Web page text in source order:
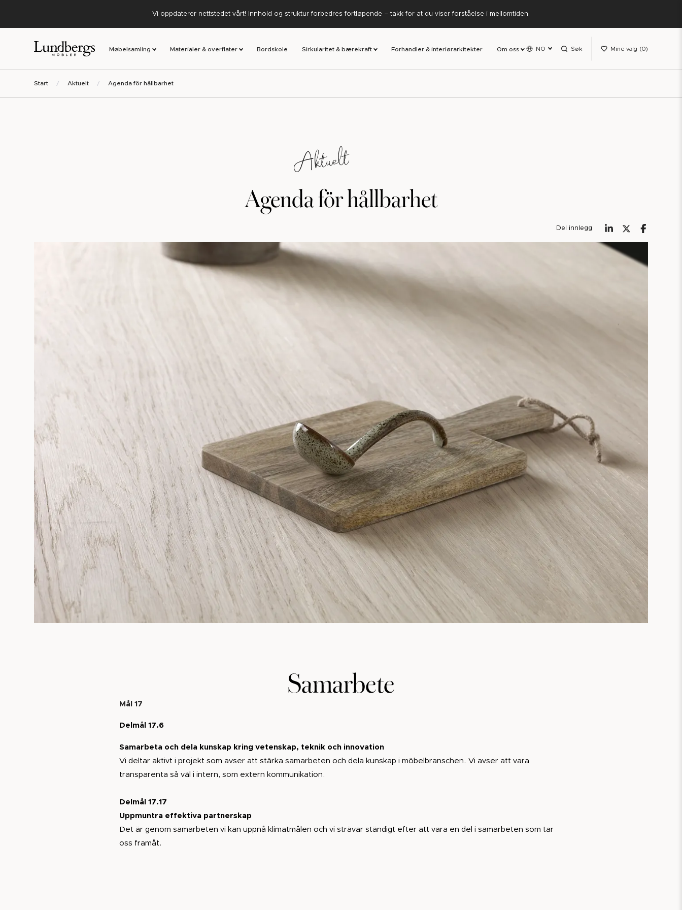
Vi oppdaterer nettstedet vårt! Innhold og struktur forbedres fortløpende – takk for at du viser forståelse i mellomtiden.
Møbelsamling Materialer & overflater Bordskole Sirkularitet & bærekraft Forhandler & interiørarkitekter Om oss NO Søk Mine valg 0
Start Aktuelt Agenda för hållbarhet
Aktuelt
Agenda för hållbarhet
Del innlegg
Samarbete
Mål 17
Delmål 17.6
Samarbeta och dela kunskap kring vetenskap, teknik och innovation
Vi deltar aktivt i projekt som avser att stärka samarbeten och dela kunskap i möbelbranschen. Vi avser att vara
transparenta så väl i intern, som extern kommunikation.
Delmål 17.17
Uppmuntra effektiva partnerskap
Det är genom samarbeten vi kan uppnå klimatmålen och vi strävar ständigt efter att vara en del i samarbeten som tar
oss framåt.